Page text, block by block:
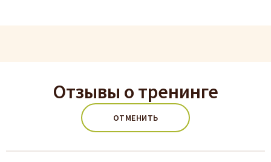
Отзывы о тренинге
ОТМЕНИТЬ